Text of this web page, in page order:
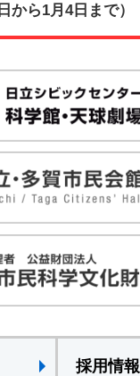
から1月4日まで）
採用情報